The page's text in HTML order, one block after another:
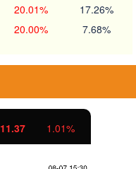
20.01% 17.26%
20.00% 7.68%
11.37 1.01%